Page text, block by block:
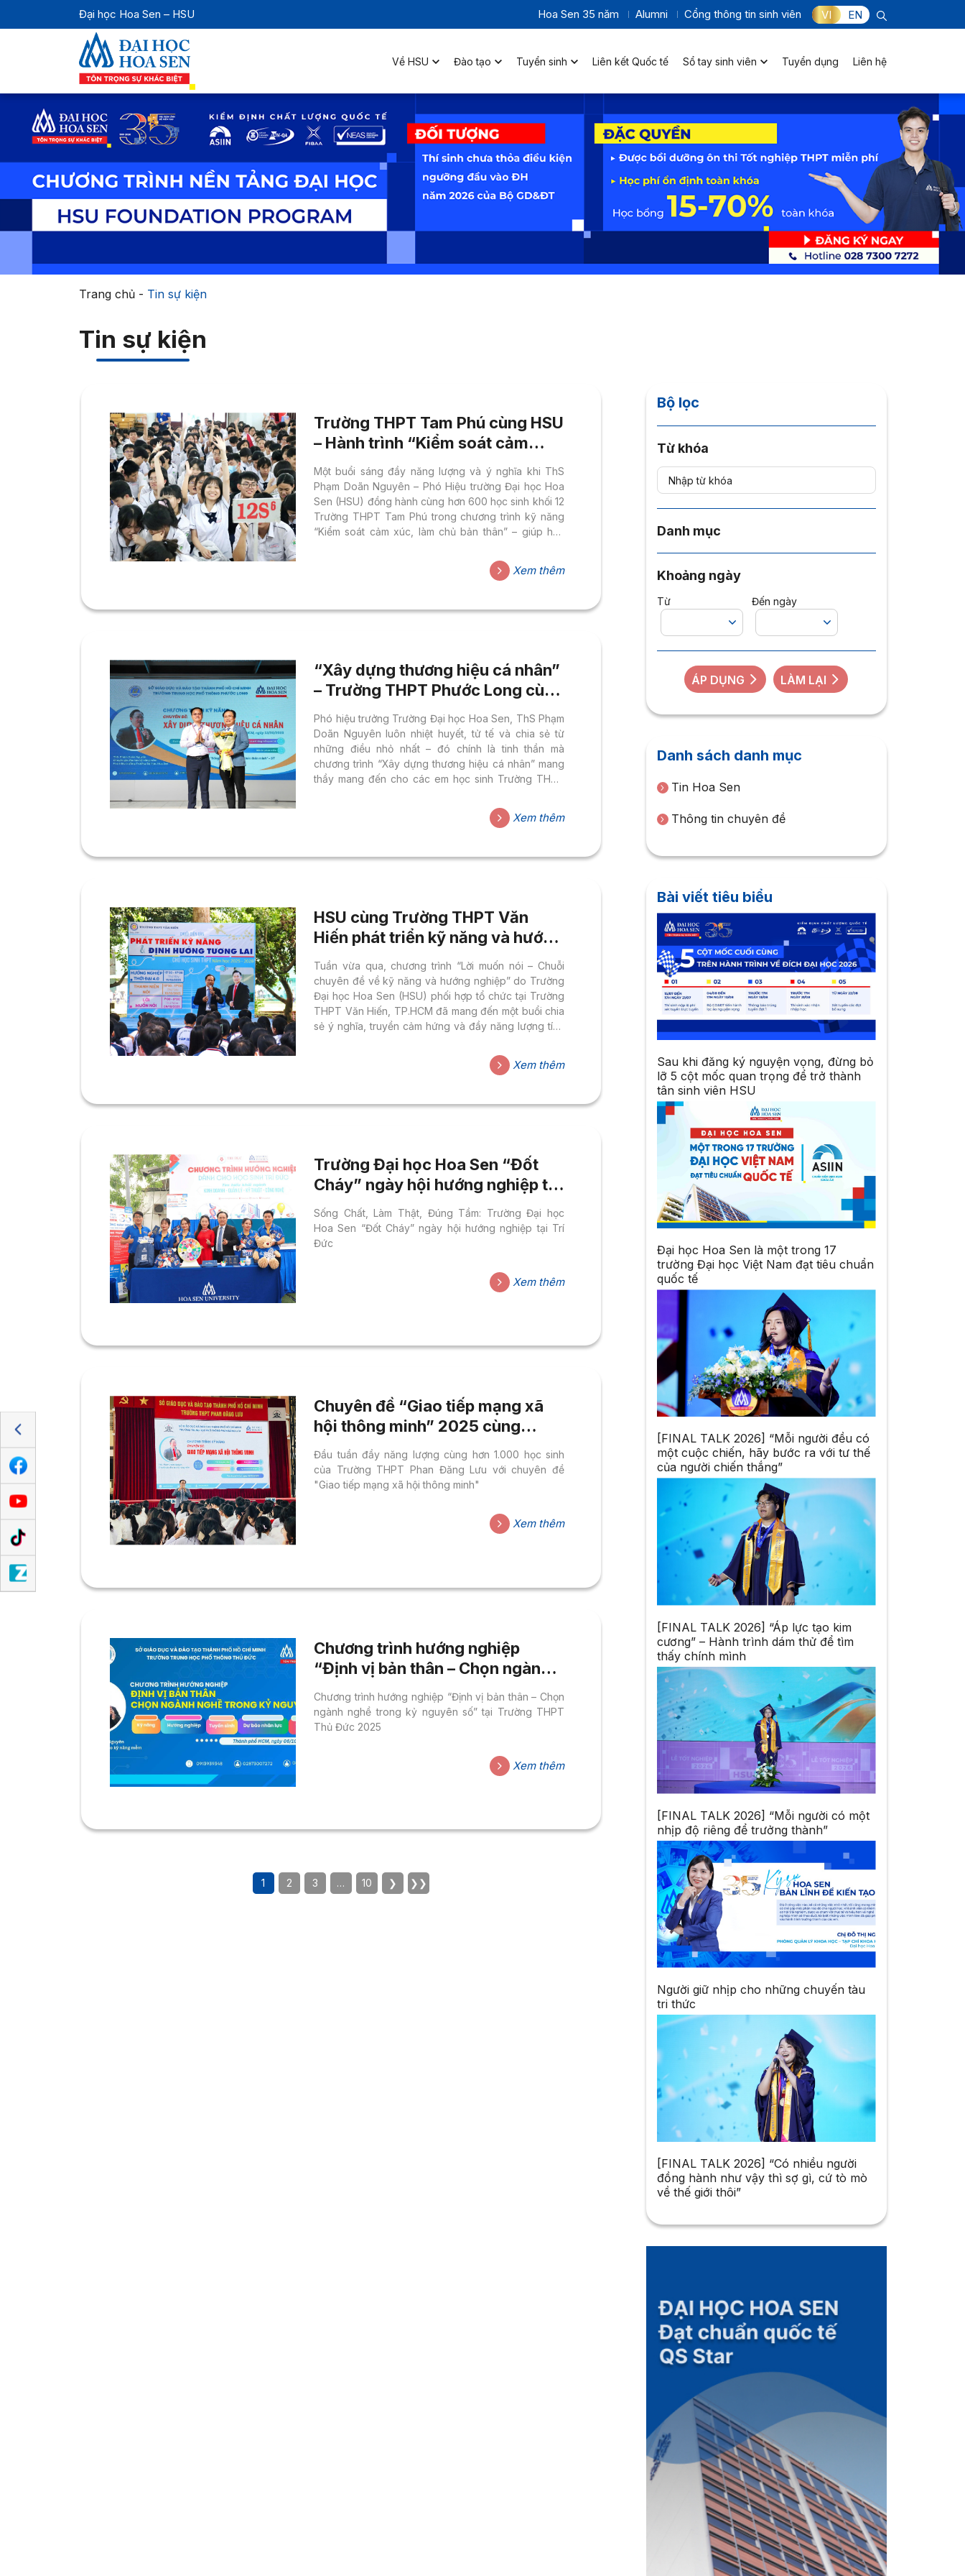
Đại học Hoa Sen – HSU Hoa Sen 35 năm Alumni Cổng thông tin sinh viên VI EN
Về HSU Đào tạo Tuyển sinh Liên kết Quốc tế Sổ tay sinh viên Tuyển dụng Liên hệ
Trang chủ- Tin sự kiện
Tin sự kiện
Trường THPT Tam Phú cùng HSU
– Hành trình “Kiểm soát cảm
xúc, làm chủ bản thân” 2025
Một buổi sáng đầy năng lượng và ý nghĩa khi ThS
Phạm Doãn Nguyên – Phó Hiệu trường Đại học Hoa
Sen (HSU) đồng hành cùng hơn 600 học sinh khối 12
Trường THPT Tam Phú trong chương trình kỹ năng
“Kiểm soát cảm xúc, làm chủ bản thân” – giúp học
soát cảm xúc, làm chủ bản thân Buổi chia sẻ nằm
trong chuỗi hoạt động hướng nghiệp cùng chuyên
dục và Đào tạo TP.HCM tổ...
Xem thêm
“Xây dựng thương hiệu cá nhân”
– Trường THPT Phước Long cùng
HSU gieo mầm tương lai 2025
Phó hiệu trưởng Trường Đại học Hoa Sen, ThS Phạm
Doãn Nguyên luôn nhiệt huyết, tử tế và chia sẻ từ
những điều nhỏ nhất – đó chính là tinh thần mà
chương trình “Xây dựng thương hiệu cá nhân” mang
thầy mang đến cho các em học sinh Trường THPT
chuyên gia” mà Đại học Hoa Sen (HSU) tổ chức. HSU
đồng hành trên hành trình khám phá bản thân Buổi
năng lượng. Các em học sinh không chỉ...
Xem thêm
HSU cùng Trường THPT Văn
Hiến phát triển kỹ năng và hướng
nghiệp năm 2025
Tuần vừa qua, chương trình “Lời muốn nói – Chuỗi
chuyên đề về kỹ năng và hướng nghiệp” do Trường
Đại học Hoa Sen (HSU) phối hợp tổ chức tại Trường
THPT Văn Hiến, TP.HCM đã mang đến một buổi chia
sẻ ý nghĩa, truyền cảm hứng và đầy năng lượng tích
trình lan tỏa cảm hứng học tập và phát triển bản thân
cùng THPT Văn Hiến Không chỉ là một buổi giao lưu,
Văn Hiến được...
Xem thêm
Trường Đại học Hoa Sen “Đốt
Cháy” ngày hội hướng nghiệp tại
THPT Trí Đức năm 2025
Sống Chất, Làm Thật, Đúng Tầm: Trường Đại học
Hoa Sen “Đốt Cháy” ngày hội hướng nghiệp tại Trí
Đức
Xem thêm
Chuyên đề “Giao tiếp mạng xã
hội thông minh” 2025 cùng
Trường THPT Phan Đăng Lưu
Đầu tuần đầy năng lượng cùng hơn 1.000 học sinh
của Trường THPT Phan Đăng Lưu với chuyên đề
"Giao tiếp mạng xã hội thông minh"
Xem thêm
Chương trình hướng nghiệp
“Định vị bản thân – Chọn ngành
nghề trong kỷ nguyên số” tại
Trường THPT Thủ Đức 2025
Chương trình hướng nghiệp “Định vị bản thân – Chọn
ngành nghề trong kỷ nguyên số” tại Trường THPT
Thủ Đức 2025
Xem thêm
1 2 3 … 10 ❯ ❯❯
Bộ lọc
Từ khóa
Danh mục
Khoảng ngày
Từ Đến ngày
ÁP DỤNG LÀM LẠI
Danh sách danh mục
Tin Hoa Sen
Thông tin chuyên đề
Bài viết tiêu biểu
Sau khi đăng ký nguyện vọng, đừng bỏ
lỡ 5 cột mốc quan trọng để trở thành
tân sinh viên HSU
Đại học Hoa Sen là một trong 17
trường Đại học Việt Nam đạt tiêu chuẩn
quốc tế
[FINAL TALK 2026] “Mỗi người đều có
một cuộc chiến, hãy bước ra với tư thế
của người chiến thắng”
[FINAL TALK 2026] “Áp lực tạo kim
cương” – Hành trình dám thử để tìm
thấy chính mình
[FINAL TALK 2026] “Mỗi người có một
nhịp độ riêng để trưởng thành”
Người giữ nhịp cho những chuyến tàu
tri thức
[FINAL TALK 2026] “Có nhiều người
đồng hành như vậy thì sợ gì, cứ tò mò
về thế giới thôi”